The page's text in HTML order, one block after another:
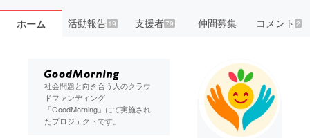
ホーム 活動報告19 支援者79 仲間募集 コメント 2
社会問題と向き合う人のクラウ
ドファンディング
「GoodMorning」にて実施され
たプロジェクトです。